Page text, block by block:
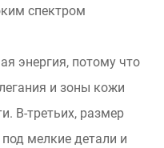
спектром
энергия, потому что
и зоны кожи
В-третьих, размер
мелкие детали и